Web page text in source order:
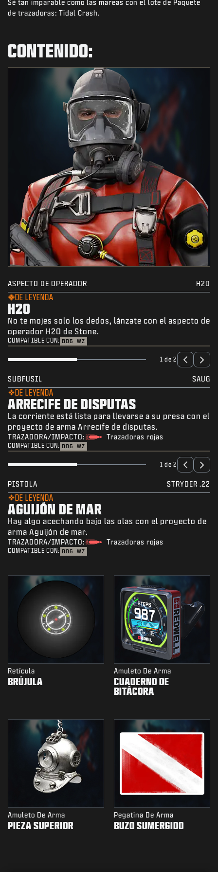
NOTICIAS
REGISTRARSE
Sé tan imparable como las mareas con el lote de Paquete
de trazadoras: Tidal Crash.
CONTENIDO:
ASPECTO DE OPERADOR H2O
DE LEYENDA
H2O
No te mojes solo los dedos, lánzate con el aspecto de
operador H2O de Stone.
COMPATIBLE CON: BO6 WZ
1 de 2
SUBFUSIL SAUG
DE LEYENDA
ARRECIFE DE DISPUTAS
La corriente está lista para llevarse a su presa con el
proyecto de arma Arrecife de disputas.
TRAZADORA/IMPACTO: Trazadoras rojas
COMPATIBLE CON: BO6 WZ
1 de 2
PISTOLA STRYDER .22
DE LEYENDA
AGUIJÓN DE MAR
Hay algo acechando bajo las olas con el proyecto de
arma Aguijón de mar.
TRAZADORA/IMPACTO: Trazadoras rojas
COMPATIBLE CON: BO6 WZ
Retícula
BRÚJULA
Amuleto De Arma
CUADERNO DE
BITÁCORA
Amuleto De Arma
PIEZA SUPERIOR
Pegatina De Arma
BUZO SUMERGIDO